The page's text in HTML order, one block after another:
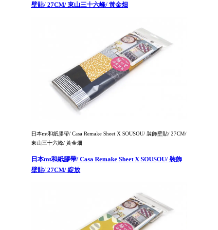
壁貼/ 27CM/ 東山三十六峰/ 黃金畑
日本mt和紙膠帶/ Casa Remake Sheet X SOUSOU/ 裝飾壁貼/ 27CM/
東山三十六峰/ 黃金畑
日本mt和紙膠帶/ Casa Remake Sheet X SOUSOU/ 裝飾
壁貼/ 27CM/ 綻放